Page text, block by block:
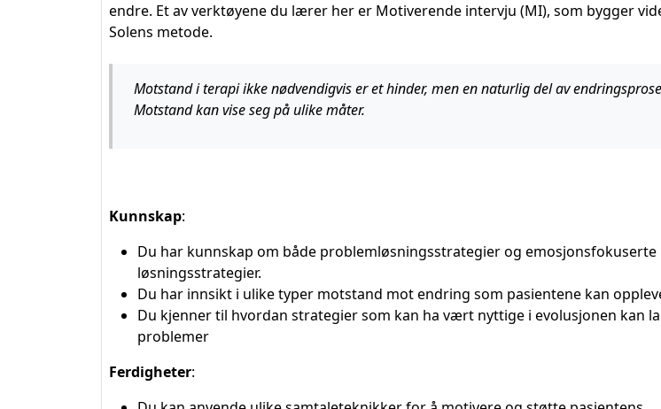
endre. Et av verktøyene du lærer her er Motiverende intervju (MI), som bygger
Solens metode.
Motstand i terapi ikke nødvendigvis er et hinder, men en naturlig del av
Motstand kan vise seg på ulike måter.
Kunnskap:
Du har kunnskap om både problemløsningsstrategier og emosjonsfokuserte
løsningsstrategier.
Du har innsikt i ulike typer motstand mot endring som pasientene kan
Du kjenner til hvordan strategier som kan ha vært nyttige i evolusjonen kan
problemer
Ferdigheter: